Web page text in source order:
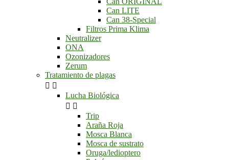
Can LITE
Can 38-Special
Filtros Prima Klima
Neutralizer
ONA
Ozonizadores
Zerum
Tratamiento de plagas
 
Lucha Biológica
 
Trip
Araña Roja
Mosca Blanca
Mosca de sustrato
Oruga/ledioptero